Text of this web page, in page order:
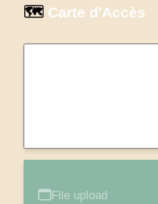
🗺️ Carte d'Accès
File upload